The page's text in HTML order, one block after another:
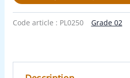
Code article : PL0250 Grade 02